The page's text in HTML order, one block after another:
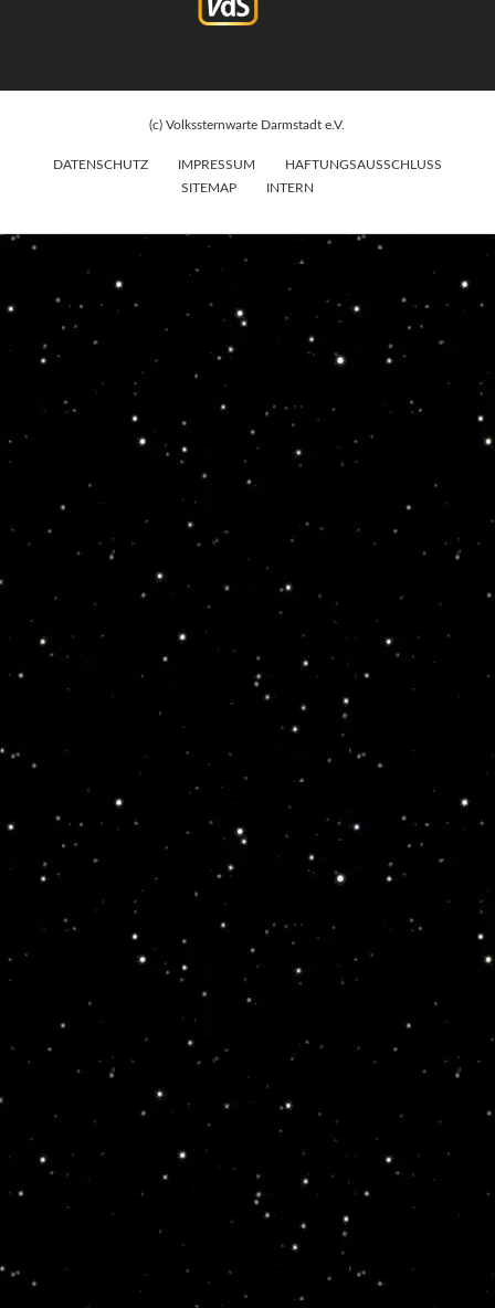
(c) Volkssternwarte Darmstadt e.V.
DATENSCHUTZ IMPRESSUM
HAFTUNGSAUSSCHLUSS
SITEMAP
INTERN